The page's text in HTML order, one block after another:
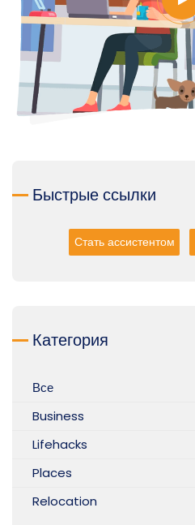
Быстрые ссылки
Стать ассистентом
Категория
Все
Business
Lifehacks
Places
Relocation